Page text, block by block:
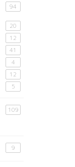
94
20
12
41
4
12
5
109
9